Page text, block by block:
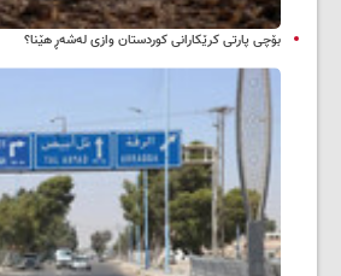
بۆچی پارتی کرێکارانی کوردستان وازی لەشەڕ هێنا؟